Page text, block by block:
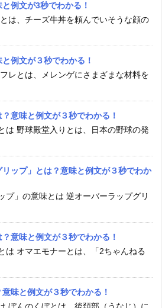
と例文が3秒でわかる！
は、チーズ牛丼を頼んでいそうな顔の
と例文が３秒でわかる！
レとは、メレンゲにさまざまな材料を
？意味と例文が３秒でわかる！
は 野球殿堂入りとは、日本の野球の発
リップ」とは？意味と例文が３秒でわか
プ」の意味とは 逆オーバーラップグリ
？意味と例文が３秒でわかる！
は オマエモナーとは、「2ちゃんねる
意味と例文が３秒でわかる！